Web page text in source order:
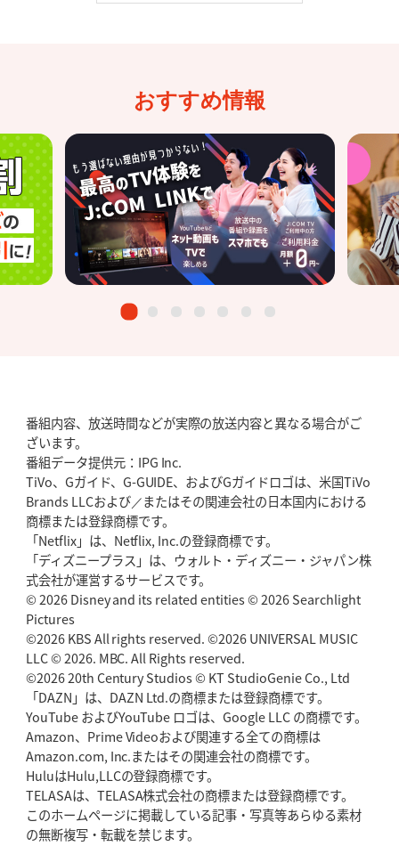
おすすめ情報
番組内容、放送時間などが実際の放送内容と異なる場合がご
ざいます。
番組データ提供元：IPG Inc.
TiVo、Gガイド、G-GUIDE、およびGガイドロゴは、米国TiVo
Brands LLCおよび／またはその関連会社の日本国内における
商標または登録商標です。
「Netflix」は、Netflix, Inc.の登録商標です。
「ディズニープラス」は、ウォルト・ディズニー・ジャパン株
式会社が運営するサービスです。
© 2026 Disney and its related entities © 2026 Searchlight
Pictures
©2026 KBS All rights reserved. ©2026 UNIVERSAL MUSIC
LLC © 2026. MBC. All Rights reserved.
©2026 20th Century Studios © KT StudioGenie Co., Ltd
「DAZN」は、DAZN Ltd.の商標または登録商標です。
YouTube およびYouTube ロゴは、Google LLC の商標です。
Amazon、Prime Videoおよび関連する全ての商標は
Amazon.com, Inc.またはその関連会社の商標です。
HuluはHulu,LLCの登録商標です。
TELASAは、TELASA株式会社の商標または登録商標です。
このホームページに掲載している記事・写真等あらゆる素材
の無断複写・転載を禁じます。